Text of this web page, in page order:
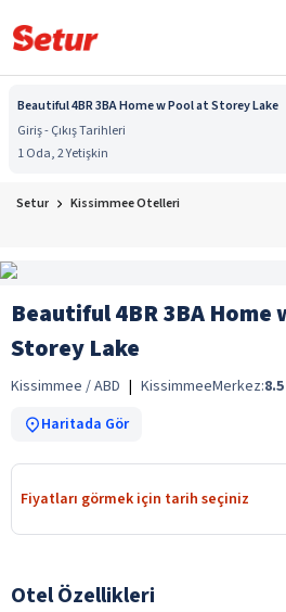
Beautiful 4BR 3BA Home w Pool at Storey Lake
Giriş - Çıkış Tarihleri
1 Oda, 2 Yetişkin
Setur Kissimmee Otelleri
Beautiful 4BR 3BA Home
Storey Lake
Kissimmee / ABD | KissimmeeMerkez:8.5
Haritada Gör
Fiyatları görmek için tarih seçiniz
Otel Özellikleri